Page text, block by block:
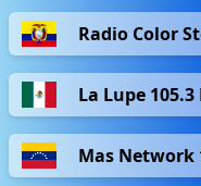
Radio Color
La Lupe
Mas Network